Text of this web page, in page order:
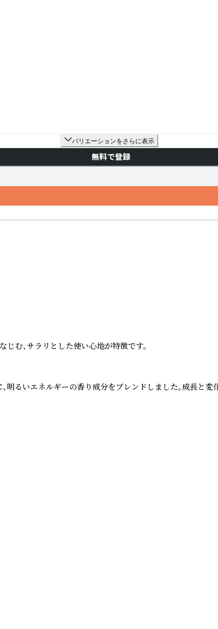
バリエーションをさらに表示
無料で登録
む、サラリとした使い心地が特徴です。
るいエネルギーの香り成分をブレンドしました。成長と